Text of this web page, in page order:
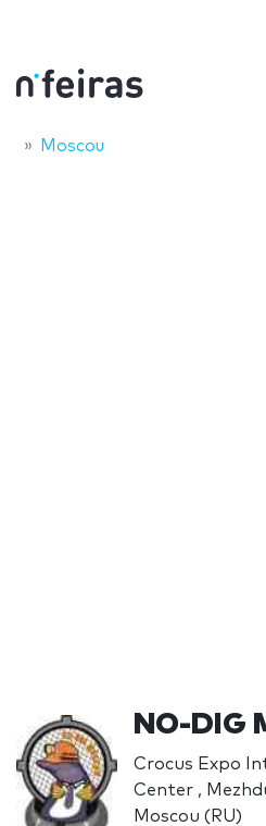
Moscou
NO-DIG
Crocus Expo
Center ,
Moscou (RU)